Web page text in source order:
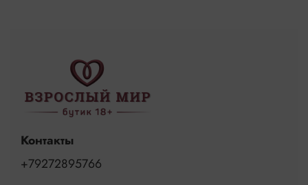
Контакты
+79272895766